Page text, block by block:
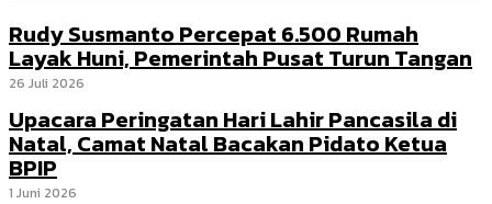
Rudy Susmanto Percepat 6.500 Rumah
Layak Huni, Pemerintah Pusat Turun Tangan
26 Juli 2026
Upacara Peringatan Hari Lahir Pancasila di
Natal, Camat Natal Bacakan Pidato Ketua
BPIP
1 Juni 2026